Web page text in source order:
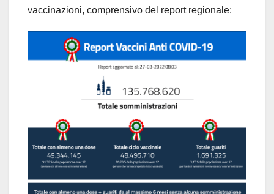
vaccinazioni, comprensivo del report regionale: